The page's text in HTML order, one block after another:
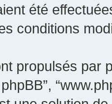
été
conditions
propulsés par
phpBB”,